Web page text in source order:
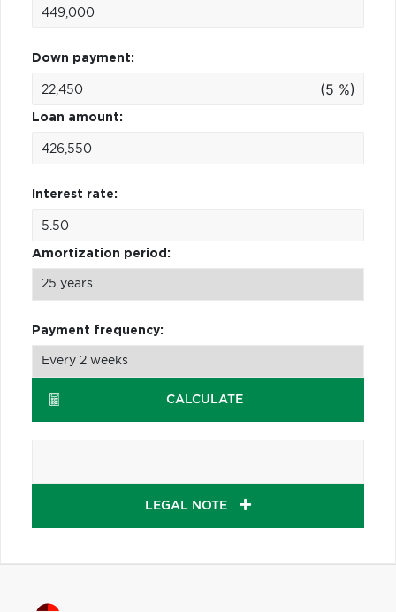
Down payment:
(5 %)
Loan amount:
Interest rate:
Amortization period:
Payment frequency:
CALCULATE
LEGAL NOTE